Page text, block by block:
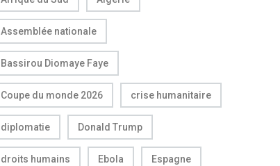
Assemblée nationale
Bassirou Diomaye Faye
Coupe du monde 2026 crise humanitaire
diplomatie Donald Trump
droits humains Ebola Espagne